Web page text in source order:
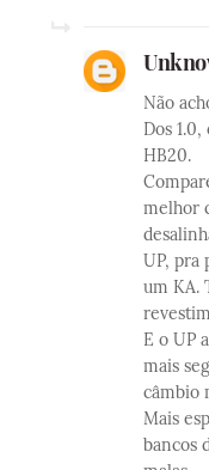
Não
Dos
HB20.
melhor
UP, pra
um KA.
E o UP
mais
câmbio
Mais
bancos